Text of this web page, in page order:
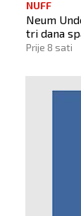
NUFF
Neum
tri dana
Prije 8 sati